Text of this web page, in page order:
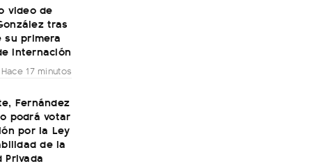
video de
tras
su primera
internación
Hace 17 minutos
Fernández
podrá votar
por la Ley
de la
Privada